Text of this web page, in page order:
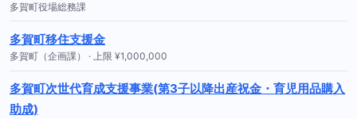
多賀町役場総務課
多賀町移住支援金
多賀町（企画課） · 上限 ¥1,000,000
多賀町次世代育成支援事業(第3子以降出産祝金・育児用品購入
助成)